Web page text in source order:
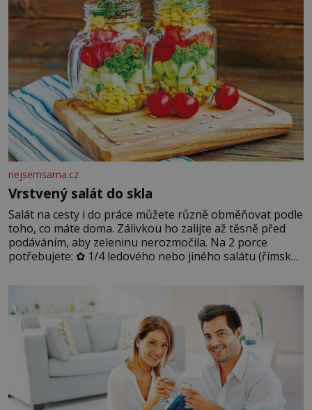
nejsemsama.cz
Vrstvený salát do skla
Salát na cesty i do práce můžete různě obměňovat podle
toho, co máte doma. Zálivkou ho zalijte až těsně před
podáváním, aby zeleninu nerozmočila. Na 2 porce
potřebujete: ✿ 1/4 ledového nebo jiného salátu (římský
okurky ✿ 2 rajčata Zálivka: ✿ 4 lžíce olivového oleje ✿ 1
lžíci citronové šťávy ✿ ½ stroužku